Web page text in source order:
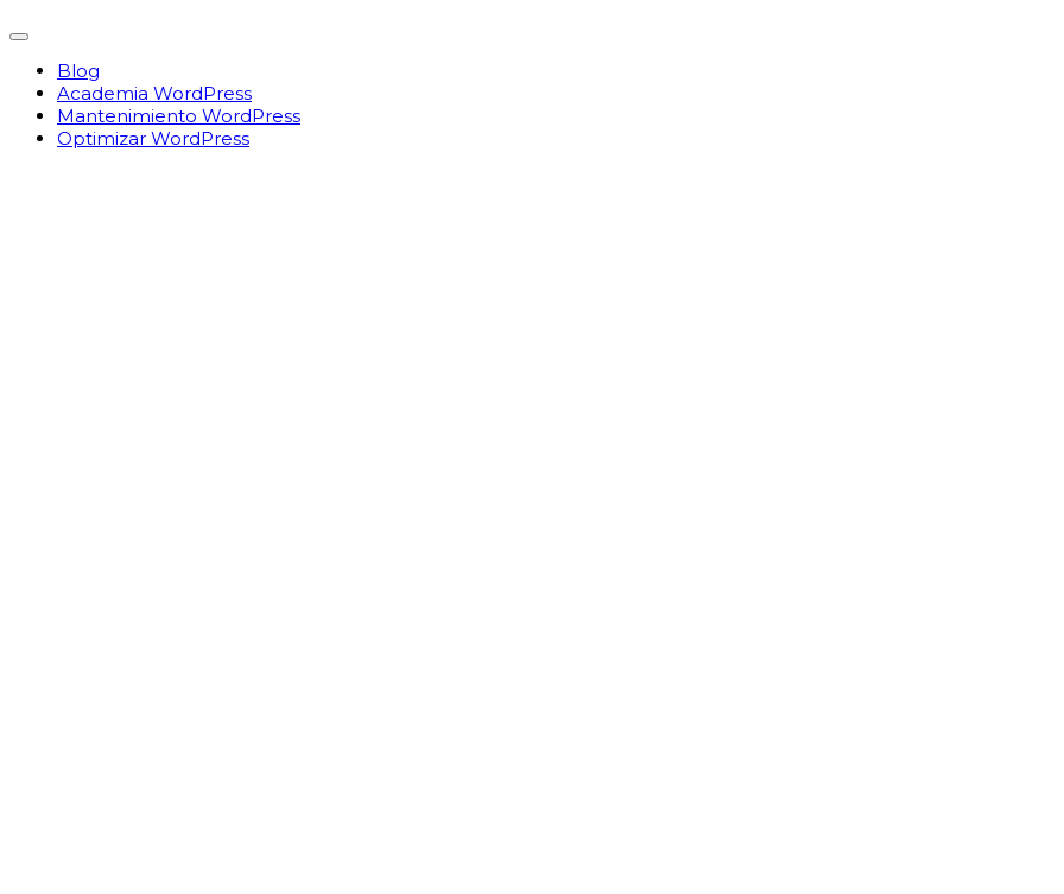
Blog
Academia WordPress
Mantenimiento WordPress
Optimizar WordPress